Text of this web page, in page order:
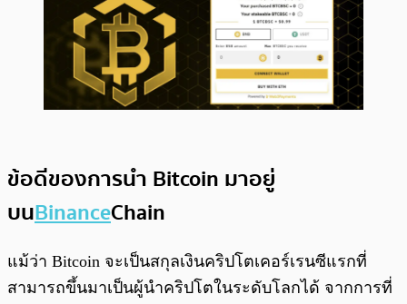
ข้อดีของการนำ Bitcoin มาอยู่
บนBinanceChain
แม้ว่า Bitcoin จะเป็นสกุลเงินคริปโตเคอร์เรนซีแรกที่
สามารถขึ้นมาเป็นผู้นำคริปโตในระดับโลกได้ จากการที่